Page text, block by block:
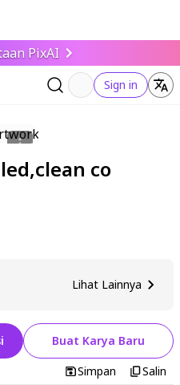
PixAI
Sign in
co
Lihat Lainnya
Buat Karya Baru
Simpan Salin